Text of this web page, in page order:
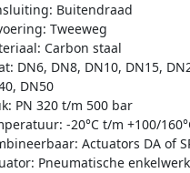
Buitendraad
Tweeweg
Carbon staal
DN6, DN8, DN10, DN15,
DN50
PN 320 t/m 500 bar
-20°C t/m +100/
Actuators DA of
Pneumatische